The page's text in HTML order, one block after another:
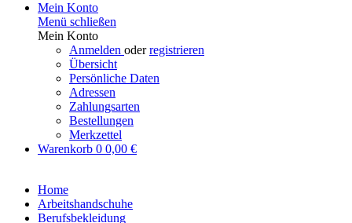
Mein Konto
Menü schließen
Mein Konto
Anmelden oderregistrieren
Übersicht
Persönliche Daten
Adressen
Zahlungsarten
Bestellungen
Merkzettel
Warenkorb 0 0,00 €
Home
Arbeitshandschuhe
Berufsbekleidung